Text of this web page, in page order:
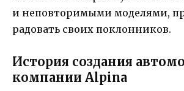
и неповторимыми моделями,
радовать своих поклонников.
История создания
компании Alpina